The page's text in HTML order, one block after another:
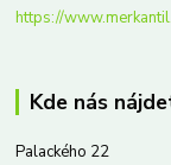
https://
Kde nás
Palackého 22